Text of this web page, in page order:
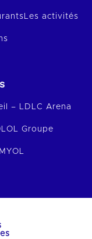
Les activités
– LDLC Arena
OL Groupe
MYOL